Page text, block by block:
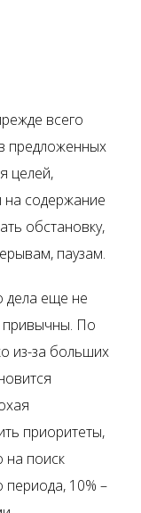
всего
предложенных
целей,
содержание
обстановку,
паузам.
дела еще не
привычны. По
из-за больших
приоритеты,
на поиск
периода, 10% –